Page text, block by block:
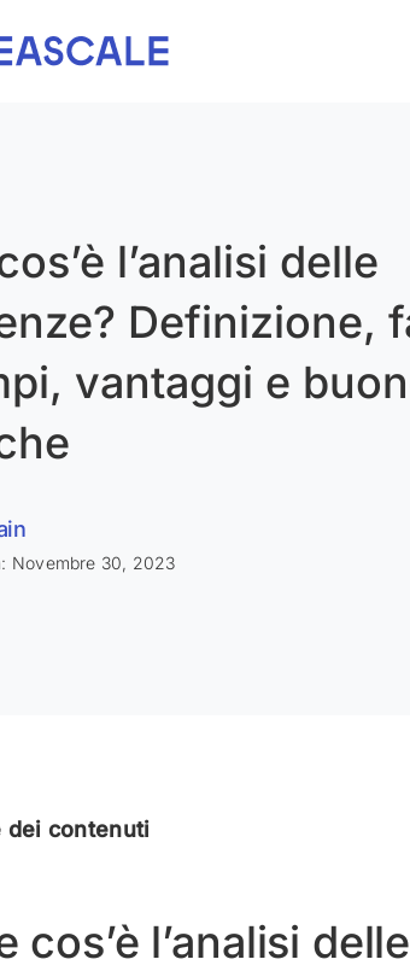
l’analisi delle
Definizione,
vantaggi e
Novembre 30, 2023
dei contenuti
cos’è l’analisi